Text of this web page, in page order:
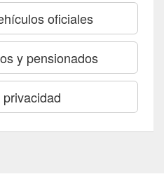
oficiales
y pensionados